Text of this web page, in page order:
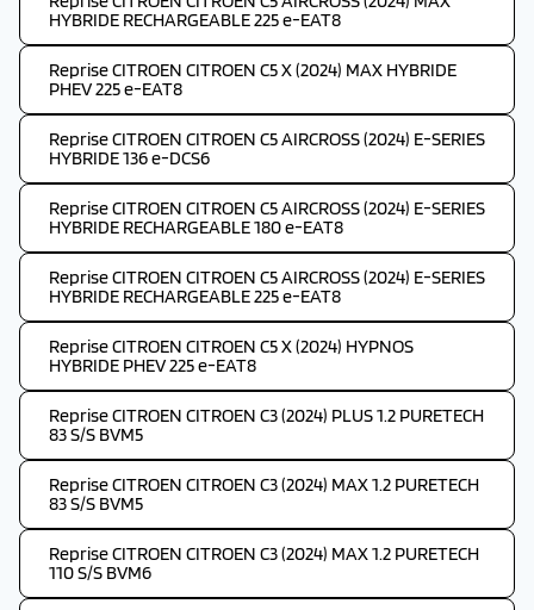
HYBRIDE RECHARGEABLE 225 e-EAT8
Reprise CITROEN CITROEN C5 X (2024) MAX HYBRIDE
PHEV 225 e-EAT8
Reprise CITROEN CITROEN C5 AIRCROSS (2024) E-SERIES
HYBRIDE 136 e-DCS6
Reprise CITROEN CITROEN C5 AIRCROSS (2024) E-SERIES
HYBRIDE RECHARGEABLE 180 e-EAT8
Reprise CITROEN CITROEN C5 AIRCROSS (2024) E-SERIES
HYBRIDE RECHARGEABLE 225 e-EAT8
Reprise CITROEN CITROEN C5 X (2024) HYPNOS
HYBRIDE PHEV 225 e-EAT8
Reprise CITROEN CITROEN C3 (2024) PLUS 1.2 PURETECH
83 S/S BVM5
Reprise CITROEN CITROEN C3 (2024) MAX 1.2 PURETECH
83 S/S BVM5
Reprise CITROEN CITROEN C3 (2024) MAX 1.2 PURETECH
110 S/S BVM6